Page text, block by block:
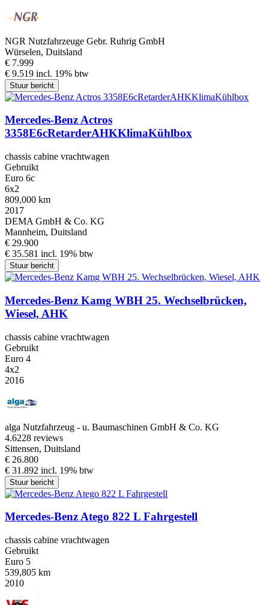
NGR Nutzfahrzeuge Gebr. Ruhrig GmbH
Würselen, Duitsland
€ 7.999
€ 9.519 incl. 19% btw
Stuur bericht
Mercedes-Benz Actros
3358E6cRetarderAHKKlimaKühlbox
chassis cabine vrachtwagen
Gebruikt
Euro 6c
6x2
809,000 km
2017
DEMA GmbH & Co. KG
Mannheim, Duitsland
€ 29.900
€ 35.581 incl. 19% btw
Stuur bericht
Mercedes-Benz Kamg WBH 25. Wechselbrücken,
Wiesel, AHK
chassis cabine vrachtwagen
Gebruikt
Euro 4
4x2
2016
alga Nutzfahrzeug - u. Baumaschinen GmbH & Co. KG
4.6228 reviews
Sittensen, Duitsland
€ 26.800
€ 31.892 incl. 19% btw
Stuur bericht
Mercedes-Benz Atego 822 L Fahrgestell
chassis cabine vrachtwagen
Gebruikt
Euro 5
539,805 km
2010